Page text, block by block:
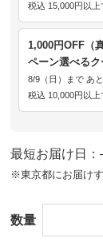
税込 15,000円以
1,000円OFF（
ペーン選べるク
8/9（日）まで あ
税込 10,000円以
最短お届け日
※東京都にお届け
数量